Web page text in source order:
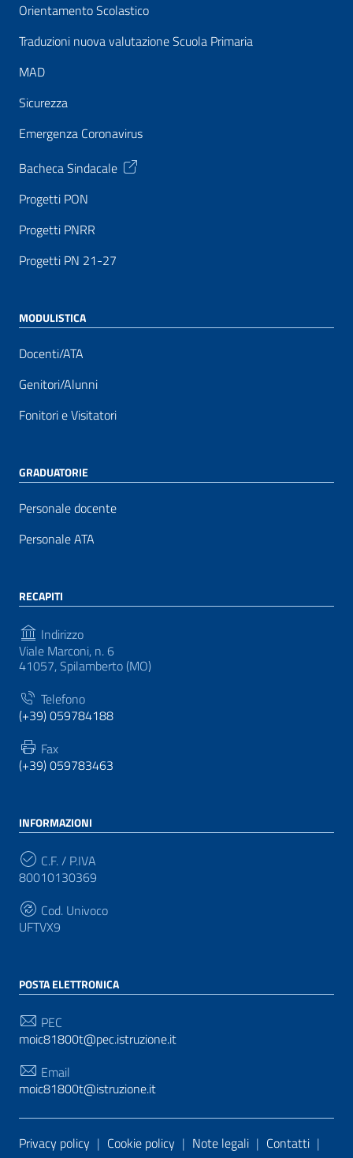
Orientamento Scolastico
Traduzioni nuova valutazione Scuola Primaria
MAD
Sicurezza
Emergenza Coronavirus
Bacheca Sindacale
Progetti PON
Progetti PNRR
Progetti PN 21-27
MODULISTICA
Docenti/ATA
Genitori/Alunni
Fonitori e Visitatori
GRADUATORIE
Personale docente
Personale ATA
RECAPITI
Indirizzo
Viale Marconi, n. 6
41057, Spilamberto (MO)
Telefono
(+39) 059784188
Fax
(+39) 059783463
INFORMAZIONI
C.F. / P.IVA
80010130369
Cod. Univoco
UFTVX9
POSTA ELETTRONICA
PEC
moic81800t@pec.istruzione.it
Email
moic81800t@istruzione.it
Sezione Link Utili
Privacy policy | Cookie policy | Note legali | Contatti |